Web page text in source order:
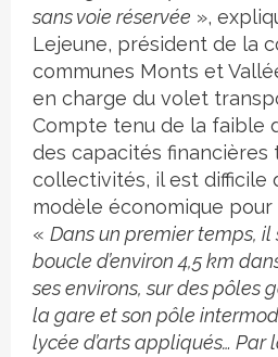
sans voie réservée »,
Lejeune, président de la
communes Monts et
en charge du volet
Compte tenu de la faible
des capacités financières
collectivités, il est difficile
modèle économique pour
« Dans un premier temps, il
boucle d’environ 4,5 km
ses environs, sur des pôles
la gare et son pôle
lycée d’arts appliqués… Par